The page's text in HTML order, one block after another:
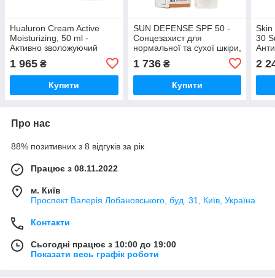
Hualuron Cream Active
Moisturizing, 50 ml -
Активно зволожуючий
1 965 ₴
Купити
SUN DEFENSE SPF 50 -
Сонцезахист для
нормальної та сухої шкіри,
1 736₴
Купити
Skin
30
2
Про нас
88% позитивних з 8 відгуків за рік
Працює з 08.11.2022
м. Київ
Проспект Валерія Лобановського, буд. 31, Київ, Україна
Контакти
Сьогодні працює з 10:00 до 19:00
Показати весь графік роботи